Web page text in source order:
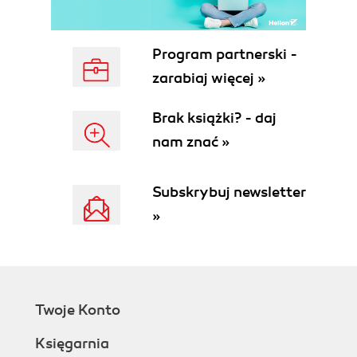
100Base-T4 (59)
100Base-FX (59)
Okablowanie (60)
Dostęp priorytetowy na żądanie (61)
Światłowody jedno- i wielomodowe (63)
Zalety światłowodu (64)
Skrzyżowane kable (66)
(67)
Program partnerski -
zarabiaj więcej »
Brak książki? - daj
nam znać »
Subskrybuj newsletter
»
Twoje Konto
Księgarnia